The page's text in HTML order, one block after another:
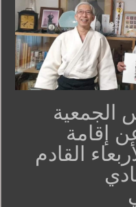
الجمعية
إقامة
القادم
بنادي